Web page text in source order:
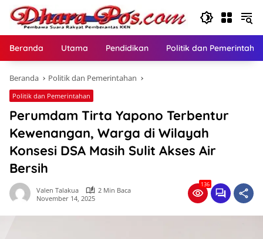
Langsung
konten
Beranda Utama Pendidikan Politik dan
Beranda Politik dan Pemerintahan
Politik dan Pemerintahan
Perumdam Tirta Yapono Terbentur
Kewenangan, Warga di Wilayah
Konsesi DSA Masih Sulit Akses Air
Bersih
Valen Talakua
2 Min Baca
November 14, 2025
136